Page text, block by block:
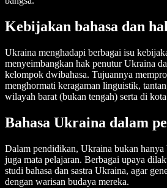
Kebijakan bahasa dan
Ukraina menghadapi berbagai isu
menyeimbangkan hak penutur Ukraina
kelompok dwibahasa. Tujuannya
menghormati keragaman linguistik,
wilayah barat (bukan tengah) serta di
Bahasa Ukraina dalam
Dalam pendidikan, Ukraina bukan hanya
juga mata pelajaran. Berbagai upaya
studi bahasa dan sastra Ukraina, agar
dengan warisan budaya mereka.